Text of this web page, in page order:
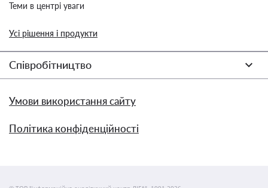
Теми в центрі уваги
Усі рішення і продукти
Співробітництво
Умови використання сайту
Політика конфіденційності